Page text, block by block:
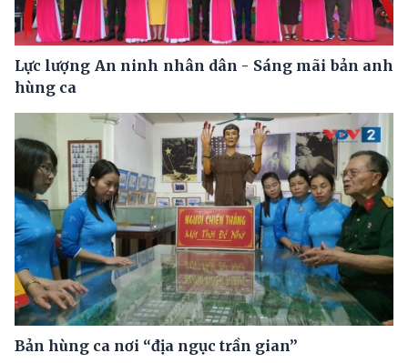
Lực lượng An ninh nhân dân - Sáng mãi bản anh
hùng ca
Bản hùng ca nơi “địa ngục trần gian”